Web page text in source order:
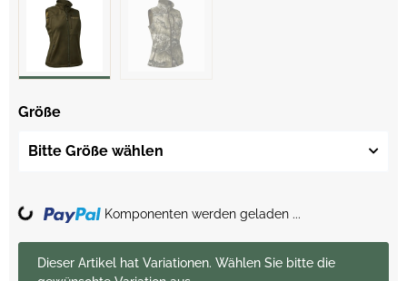
Größe
Bitte Größe wählen
xDieser Artikel hat Variationen. Wählen Sie bitte die
Loading... Komponenten werden geladen ...